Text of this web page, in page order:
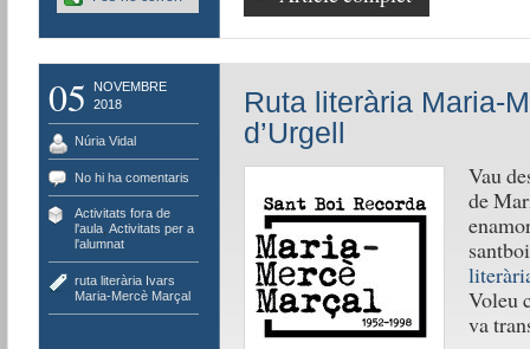
05
NOVEMBRE
2018
Núria Vidal
No hi ha comentaris
Activitats fora de
l'aula, Activitats per a
l'alumnat
ruta literària Ivars
Maria-Mercè Marçal
Ruta literària Maria-
d’Urgell
Vau
de
Voleu
va